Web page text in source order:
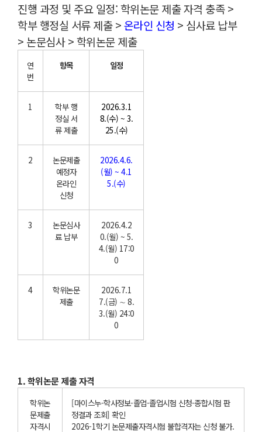
진행 과정 및 주요 일정: 학위논문 제출 자격 충족 >
학부 행정실 서류 제출 >온라인 신청 > 심사료 납부
> 논문심사 > 학위논문 제출
연
번
항목 일정
1
학부 행
정실 서
류 제출
2026.3.1
8.(수) ~ 3.
25.(수)
2
논문제출
예정자
온라인
신청
2026.4.6.
(월) ~ 4.1
5.(수)
3
논문심사
료 납부
2026.4.2
0.(월) ~ 5.
4.(월) 17:0
0
4
학위논문
제출
2026.7.1
7.(금) ∼ 8.
3.(월) 24:0
0
1. 학위논문 제출 자격
학위논
문제출
자격시
[마이스누-학사정보-졸업-졸업시험 신청-종합시험 판
정결과 조회] 확인
2026-1학기 논문제출자격시험 불합격자는 신청 불가.